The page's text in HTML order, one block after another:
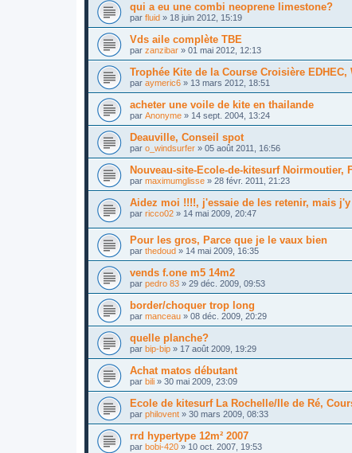
qui a eu une combi neoprene limestone?
par fluid » 18 juin 2012, 15:19
Vds aile complète TBE
par zanzibar » 01 mai 2012, 12:13
Trophée Kite de la Course Croisière EDHEC,
par aymeric6 » 13 mars 2012, 18:51
acheter une voile de kite en thailande
par Anonyme » 14 sept. 2004, 13:24
Deauville, Conseil spot
par o_windsurfer » 05 août 2011, 16:56
Nouveau-site-Ecole-de-kitesurf Noirmoutier,
par maximumglisse » 28 févr. 2011, 21:23
Aidez moi !!!!, j'essaie de les retenir, mais
par ricco02 » 14 mai 2009, 20:47
Pour les gros, Parce que je le vaux bien
par thedoud » 14 mai 2009, 16:35
vends f.one m5 14m2
par pedro 83 » 29 déc. 2009, 09:53
border/choquer trop long
par manceau » 08 déc. 2009, 20:29
quelle planche?
par bip-bip » 17 août 2009, 19:29
Achat matos débutant
par bili » 30 mai 2009, 23:09
Ecole de kitesurf La Rochelle/Ile de Ré,
par philovent » 30 mars 2009, 08:33
rrd hypertype 12m² 2007
par bobi-420 » 10 oct. 2007, 19:53